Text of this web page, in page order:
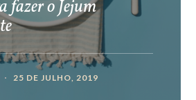
fazer o Jejum
25 DE JULHO, 2019